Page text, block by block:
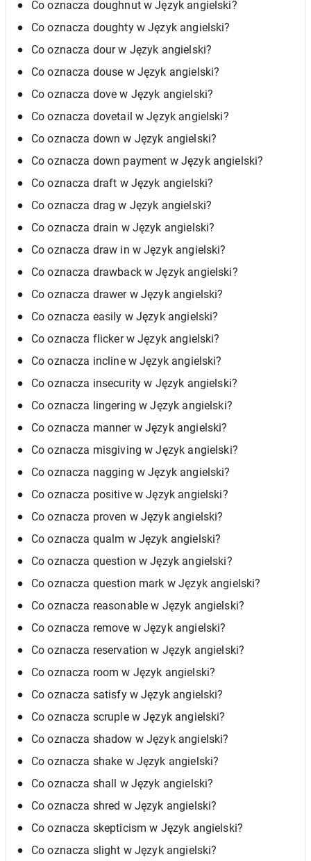
Co oznacza doughnut w Język angielski?
Co oznacza doughty w Język angielski?
Co oznacza dour w Język angielski?
Co oznacza douse w Język angielski?
Co oznacza dove w Język angielski?
Co oznacza dovetail w Język angielski?
Co oznacza down w Język angielski?
Co oznacza down payment w Język angielski?
Co oznacza draft w Język angielski?
Co oznacza drag w Język angielski?
Co oznacza drain w Język angielski?
Co oznacza draw in w Język angielski?
Co oznacza drawback w Język angielski?
Co oznacza drawer w Język angielski?
Co oznacza easily w Język angielski?
Co oznacza flicker w Język angielski?
Co oznacza incline w Język angielski?
Co oznacza insecurity w Język angielski?
Co oznacza lingering w Język angielski?
Co oznacza manner w Język angielski?
Co oznacza misgiving w Język angielski?
Co oznacza nagging w Język angielski?
Co oznacza positive w Język angielski?
Co oznacza proven w Język angielski?
Co oznacza qualm w Język angielski?
Co oznacza question w Język angielski?
Co oznacza question mark w Język angielski?
Co oznacza reasonable w Język angielski?
Co oznacza remove w Język angielski?
Co oznacza reservation w Język angielski?
Co oznacza room w Język angielski?
Co oznacza satisfy w Język angielski?
Co oznacza scruple w Język angielski?
Co oznacza shadow w Język angielski?
Co oznacza shake w Język angielski?
Co oznacza shall w Język angielski?
Co oznacza shred w Język angielski?
Co oznacza skepticism w Język angielski?
Co oznacza slight w Język angielski?